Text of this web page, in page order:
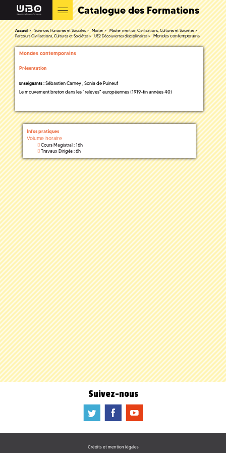
Catalogue des Formations
Accueil Sciences Humaines et Sociales Master
Master mention Civilisations, Cultures et Sociétés
Parcours Civilisations, Cultures et Sociétés
UE2 Découvertes disciplinaires Mondes contemporains
Mondes contemporains
Présentation
Enseignants : Sébastien Carney , Sonia de Puineuf
Le mouvement breton dans les "relèves" européennes (1919-fin années 40)
Infos pratiques
Volume horaire
Cours Magistral : 16h
Travaux Dirigés : 6h
Suivez-nous
a b f
Crédits et mention légales